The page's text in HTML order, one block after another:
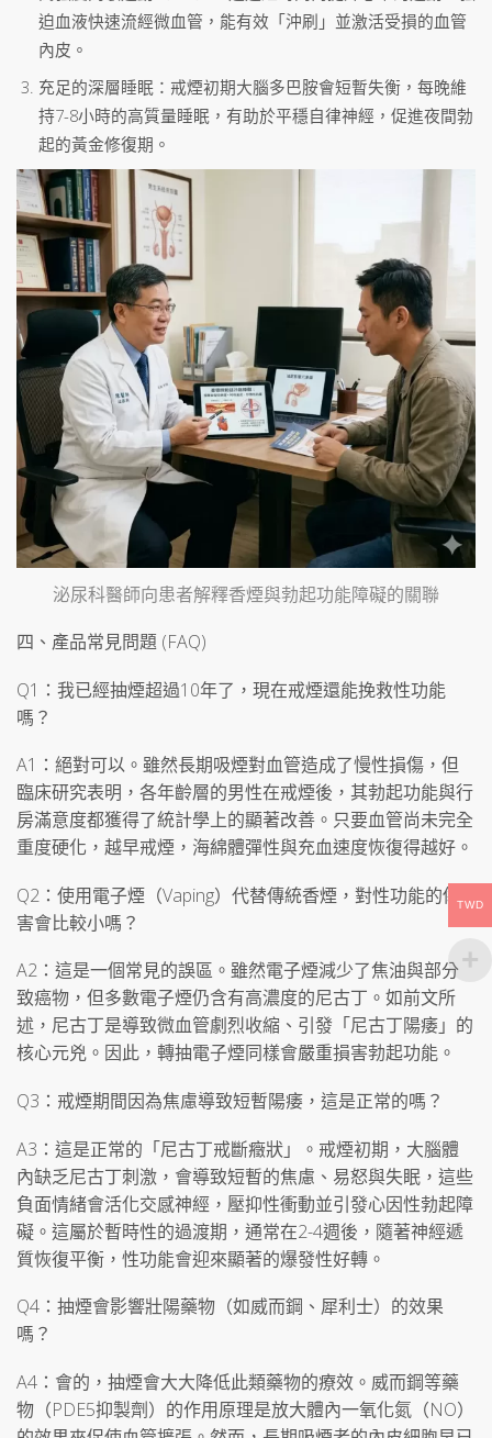
迫血液快速流經微血管，能有效「沖刷」並激活受損的血管
內皮。
充足的深層睡眠：戒煙初期大腦多巴胺會短暫失衡，每晚維
持7-8小時的高質量睡眠，有助於平穩自律神經，促進夜間勃
起的黃金修復期。
泌尿科醫師向患者解釋香煙與勃起功能障礙的關聯
四、產品常見問題 (FAQ)
Q1：我已經抽煙超過10年了，現在戒煙還能挽救性功能
嗎？
A1：絕對可以。雖然長期吸煙對血管造成了慢性損傷，但
臨床研究表明，各年齡層的男性在戒煙後，其勃起功能與行
房滿意度都獲得了統計學上的顯著改善。只要血管尚未完全
重度硬化，越早戒煙，海綿體彈性與充血速度恢復得越好。
Q2：使用電子煙（Vaping）代替傳統香煙，對性功能的傷
害會比較小嗎？
A2：這是一個常見的誤區。雖然電子煙減少了焦油與部分
致癌物，但多數電子煙仍含有高濃度的尼古丁。如前文所
述，尼古丁是導致微血管劇烈收縮、引發「尼古丁陽痿」的
核心元兇。因此，轉抽電子煙同樣會嚴重損害勃起功能。
Q3：戒煙期間因為焦慮導致短暫陽痿，這是正常的嗎？
A3：這是正常的「尼古丁戒斷癥狀」。戒煙初期，大腦體
內缺乏尼古丁刺激，會導致短暫的焦慮、易怒與失眠，這些
負面情緒會活化交感神經，壓抑性衝動並引發心因性勃起障
礙。這屬於暫時性的過渡期，通常在2-4週後，隨著神經遞
質恢復平衡，性功能會迎來顯著的爆發性好轉。
Q4：抽煙會影響壯陽藥物（如威而鋼、犀利士）的效果
嗎？
A4：會的，抽煙會大大降低此類藥物的療效。威而鋼等藥
物（PDE5抑製劑）的作用原理是放大體內一氧化氮（NO）
TWD